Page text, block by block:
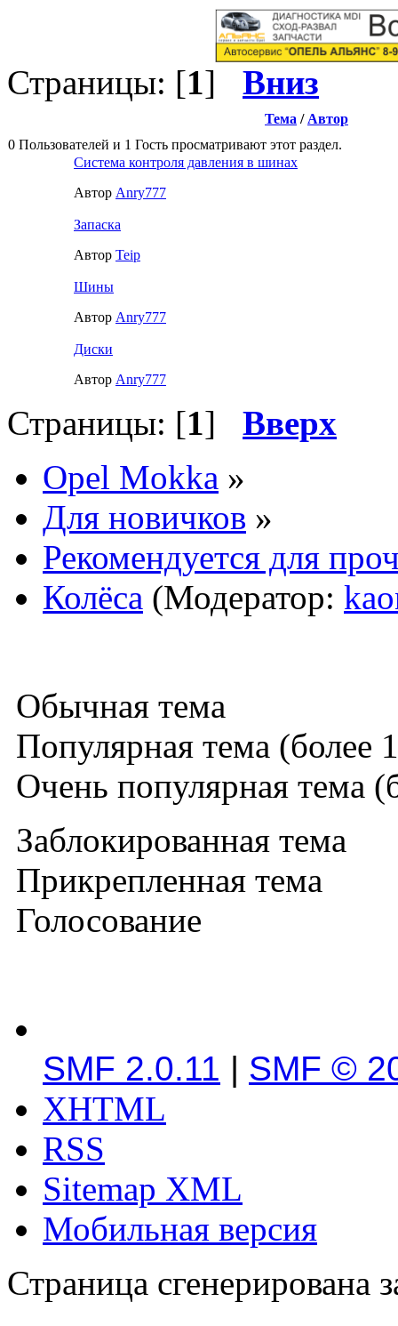
Страницы: [1] Вниз
Тема / Автор
0 Пользователей и 1 Гость просматривают этот раздел.
Система контроля давления в шинах
Автор Anry777
Запаска
Автор Teip
Шины
Автор Anry777
Диски
Автор Anry777
Страницы: [1] Вверх
Opel Mokka »
Для новичков »
Рекомендуется для
Колёса (Модератор:
Обычная тема
Популярная тема (более
Очень популярная тема
Заблокированная тема
Прикрепленная тема
Голосование
SMF 2.0.11 | SMF ©
XHTML
RSS
Sitemap XML
Мобильная версия
Страница сгенерирована